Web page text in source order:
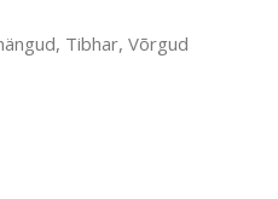
, Tibhar, Võrgud